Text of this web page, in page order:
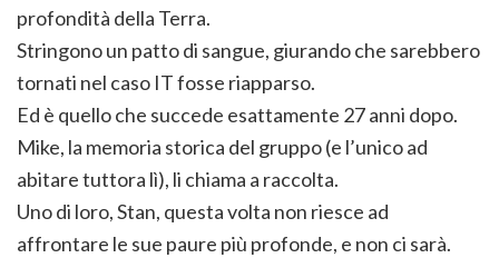
profondità della Terra.
Stringono un patto di sangue, giurando che sarebbero
tornati nel caso IT fosse riapparso.
Ed è quello che succede esattamente 27 anni dopo.
Mike, la memoria storica del gruppo (e l’unico ad
abitare tuttora lì), li chiama a raccolta.
Uno di loro, Stan, questa volta non riesce ad
affrontare le sue paure più profonde, e non ci sarà.